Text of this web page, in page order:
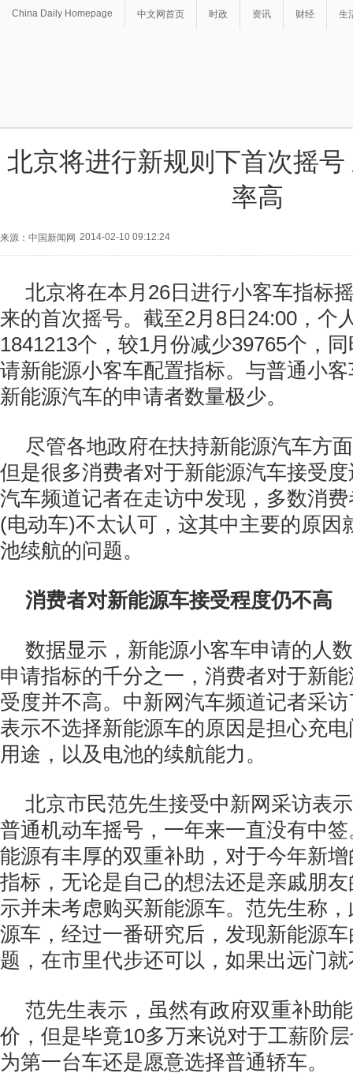
China Daily Homepage 中文网首页 时政 资讯 财经 生
北京将进行新规则下首次摇
率高
来源：中国新闻网 2014-02-10 09:12:24
北京将在本月26日进行小客车指标
来的首次摇号。截至2月8日24:00，个
1841213个，较1月份减少39765个，
请新能源小客车配置指标。与普通小
新能源汽车的申请者数量极少。
尽管各地政府在扶持新能源汽车方
但是很多消费者对于新能源汽车接受
汽车频道记者在走访中发现，多数消
(电动车)不太认可，这其中主要的原因
池续航的问题。
消费者对新能源车接受程度仍不高
数据显示，新能源小客车申请的人
申请指标的千分之一，消费者对于新
受度并不高。中新网汽车频道记者采
表示不选择新能源车的原因是担心充
用途，以及电池的续航能力。
北京市民范先生接受中新网采访表
普通机动车摇号，一年来一直没有中
能源有丰厚的双重补助，对于今年新
指标，无论是自己的想法还是亲戚朋
示并未考虑购买新能源车。范先生称
源车，经过一番研究后，发现新能源
题，在市里代步还可以，如果出远门
范先生表示，虽然有政府双重补助
价，但是毕竟10多万来说对于工薪阶
为第一台车还是愿意选择普通轿车。